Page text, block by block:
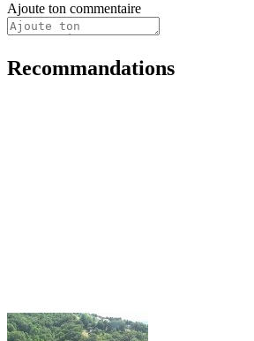
Ajoute ton commentaire
Recommandations